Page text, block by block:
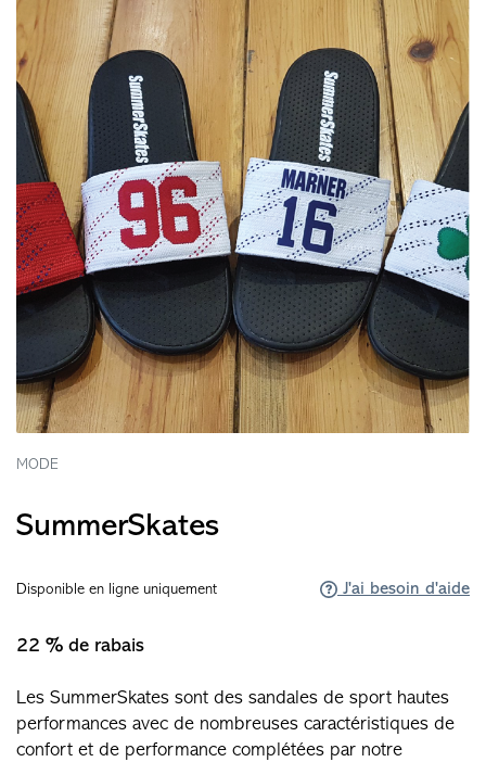
MODE
SummerSkates
Disponible en ligne uniquement J'ai besoin d'aide
22 % de rabais
Les SummerSkates sont des sandales de sport hautes
performances avec de nombreuses caractéristiques de
confort et de performance complétées par notre